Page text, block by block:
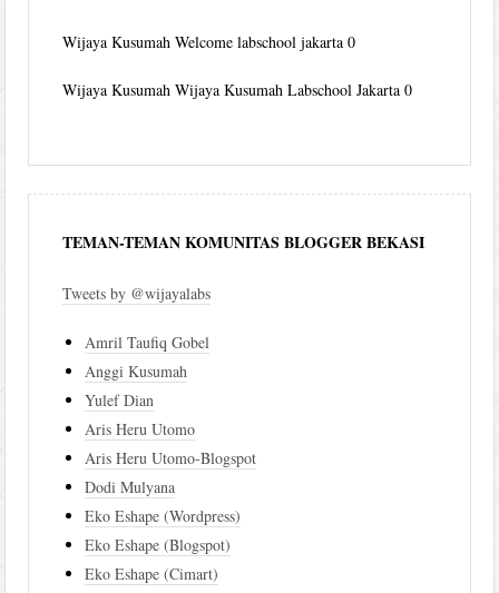
Wijaya Kusumah Welcome labschool jakarta 0
Wijaya Kusumah Wijaya Kusumah Labschool Jakarta 0
TEMAN-TEMAN KOMUNITAS BLOGGER BEKASI
Tweets by @wijayalabs
Amril Taufiq Gobel
Anggi Kusumah
Yulef Dian
Aris Heru Utomo
Aris Heru Utomo-Blogspot
Dodi Mulyana
Eko Eshape (Wordpress)
Eko Eshape (Blogspot)
Eko Eshape (Cimart)